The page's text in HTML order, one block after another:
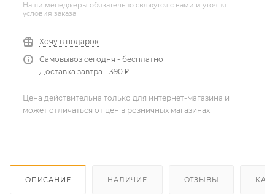
Наши менеджеры обязательно свяжутся с вами и уточнят
условия заказа
Хочу в подарок
Самовывоз сегодня - бесплатно
Доставка завтра - 390 ₽
Цена действительна только для интернет-магазина и
может отличаться от цен в розничных магазинах
ОПИСАНИЕ НАЛИЧИЕ ОТЗЫВЫ КАК